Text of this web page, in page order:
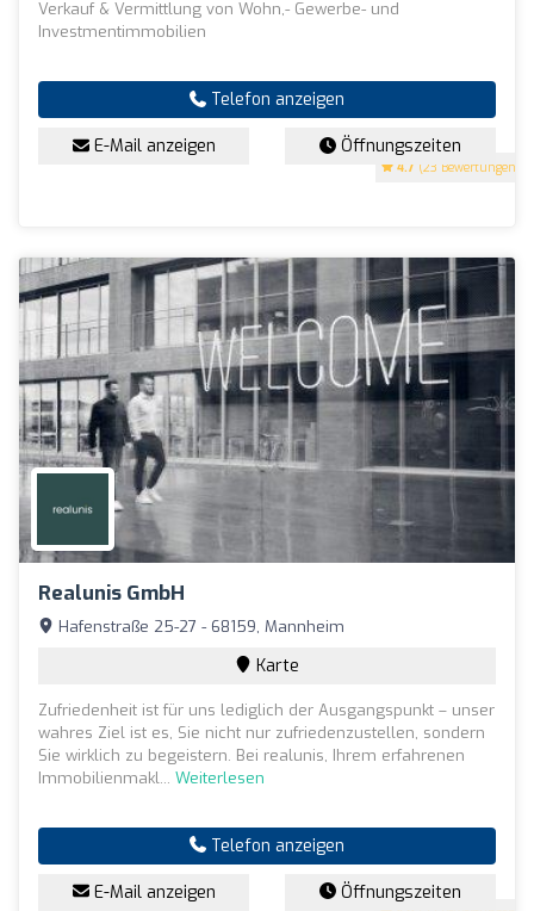
4.7 (23 Bewertungen)
Verkauf & Vermittlung von Wohn,- Gewerbe- und
Investmentimmobilien
Telefon anzeigen
E-Mail anzeigen Öffnungszeiten
Realunis GmbH
Hafenstraße 25-27 - 68159, Mannheim
Karte
Zufriedenheit ist für uns lediglich der Ausgangspunkt – unser
wahres Ziel ist es, Sie nicht nur zufriedenzustellen, sondern
Sie wirklich zu begeistern. Bei realunis, Ihrem erfahrenen
Immobilienmakl... Weiterlesen
Telefon anzeigen
E-Mail anzeigen Öffnungszeiten